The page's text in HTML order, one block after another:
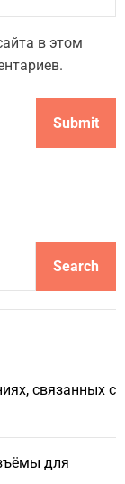
в этом
Search
связанных с
для